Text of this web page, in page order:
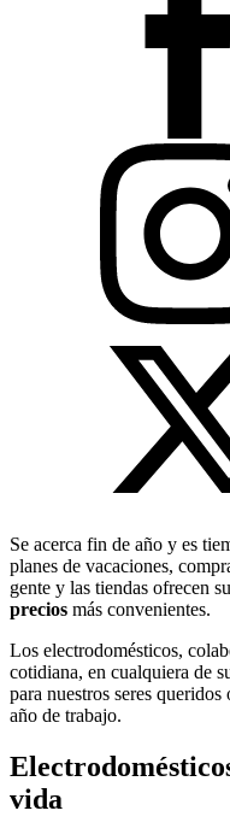
Se acerca fin de año y es
planes de vacaciones,
gente y las tiendas ofrecen
precios más convenientes.
Los electrodomésticos,
cotidiana, en cualquiera de
para nuestros seres
año de trabajo.
vida